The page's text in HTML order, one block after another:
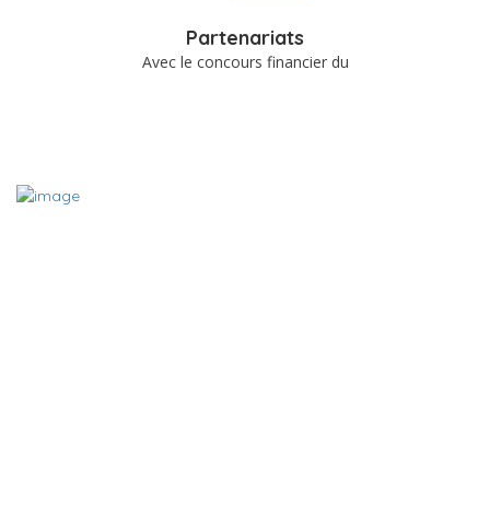
Partenariats
Avec le concours financier du